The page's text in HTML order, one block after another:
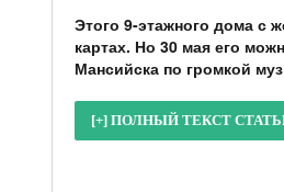
Этого 9-этажного дома с
картах. Но 30 мая его
Мансийска по громкой